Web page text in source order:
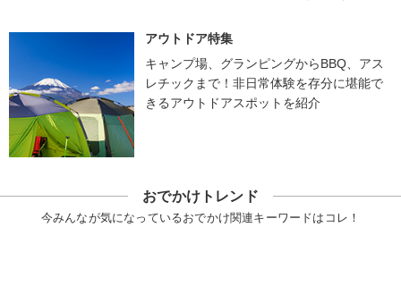
アウトドア特集
キャンプ場、グランピングからBBQ、アス
レチックまで！非日常体験を存分に堪能で
きるアウトドアスポットを紹介
おでかけトレンド
今みんなが気になっているおでかけ関連キーワードはコレ！